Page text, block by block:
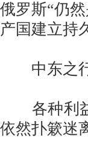
俄罗斯“仍
产国建立持
中东之行
各种利益
依然扑簌迷